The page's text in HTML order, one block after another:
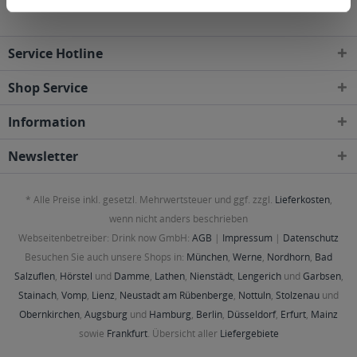
Service Hotline
Shop Service
Information
Newsletter
* Alle Preise inkl. gesetzl. Mehrwertsteuer und ggf. zzgl. Lieferkosten,
wenn nicht anders beschrieben
Webseitenbetreiber: Drink now GmbH: AGB | Impressum | Datenschutz
Besuchen Sie auch unsere Shops in: München, Werne, Nordhorn, Bad
Salzuflen, Hörstel und Damme, Lathen, Nienstädt, Lengerichund Garbsen,
Stainach, Vomp, Lienz, Neustadt am Rübenberge, Nottuln, Stolzenau und
Obernkirchen, Augsburg und Hamburg, Berlin, Düsseldorf, Erfurt, Mainz
sowie Frankfurt. Übersicht aller Liefergebiete